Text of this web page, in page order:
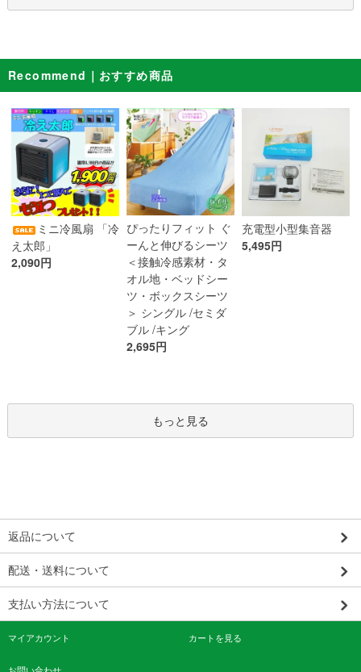
Recommend｜おすすめ商品
ミニ冷風扇 「冷
え太郎」
2,090円
ぴったりフィット ぐ
ーんと伸びるシーツ
＜接触冷感素材・タ
オル地・ベッドシー
ツ・ボックスシーツ
＞ シングル /セミダ
ブル /キング
2,695円
充電型小型集音器
5,495円
もっと見る
返品について
配送・送料について
支払い方法について
マイアカウント カートを見る